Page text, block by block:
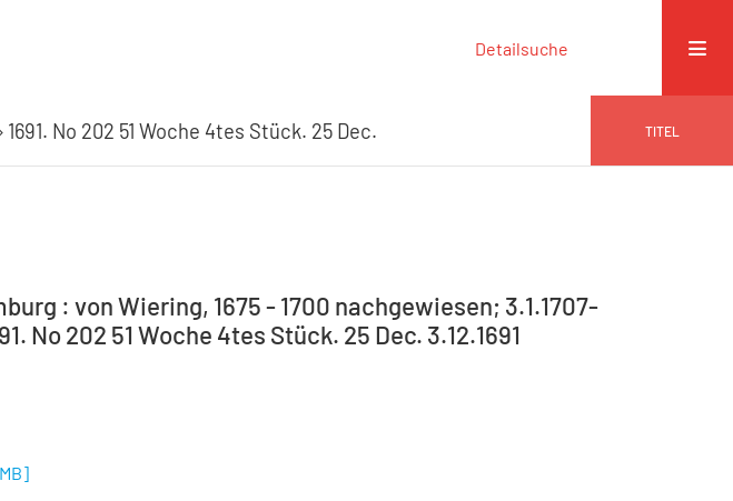
Detailsuche
1691. No 202 51 Woche 4tes Stück. 25 Dec. TITEL
: von Wiering, 1675 - 1700 nachgewiesen; 3.1.1707-
No 202 51 Woche 4tes Stück. 25 Dec. 3.12.1691
]